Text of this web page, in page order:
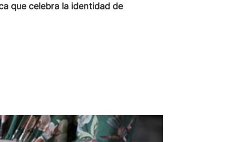
que celebra la identidad de